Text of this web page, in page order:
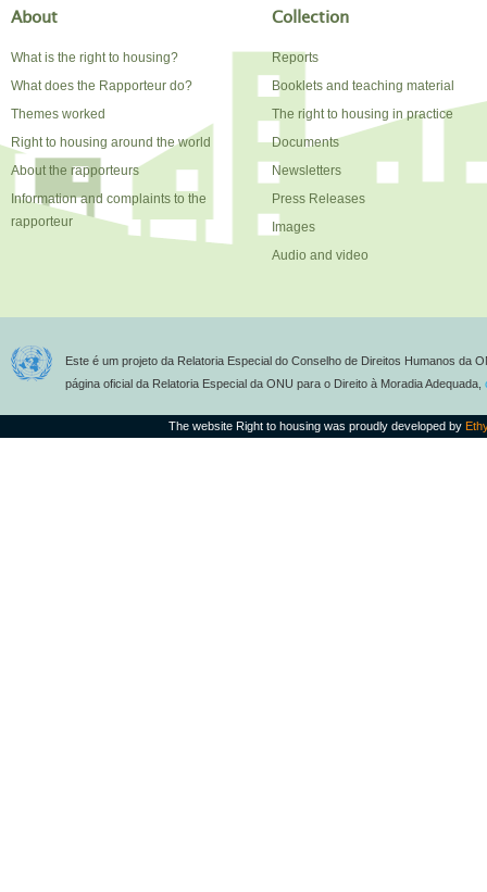
About
What is the right to housing?
What does the Rapporteur do?
Themes worked
Right to housing around the world
About the rapporteurs
Information and complaints to the
rapporteur
Collection
Reports
Booklets and teaching material
The right to housing in practice
Documents
Newsletters
Press Releases
Images
Audio and video
Este é um projeto da Relatoria Especial do Conselho de Direitos Humanos da
página oficial da Relatoria Especial da ONU para o Direito à Moradia Adequada,
The website Right to housing was proudly developed by